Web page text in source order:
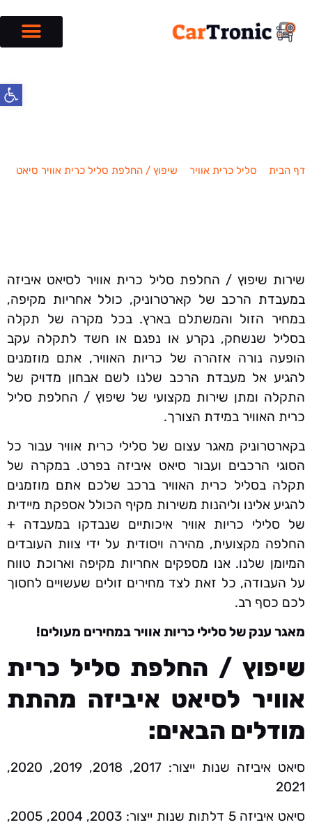
פתח
דף הבית סליל כרית אוויר שיפוץ / החלפת סליל כרית אוויר סיאט
שירות שיפוץ / החלפת סליל כרית אוויר לסיאט איביזה
במעבדת הרכב של קארטרוניק, כולל אחריות מקיפה,
במחיר הזול והמשתלם בארץ. בכל מקרה של תקלה
בסליל שנשחק, נקרע או נפגם או חשד לתקלה עקב
הופעה נורה אזהרה של כריות האוויר, אתם מוזמנים
להגיע אל מעבדת הרכב שלנו לשם אבחון מדויק של
התקלה ומתן שירות מקצועי של שיפוץ / החלפת סליל
כרית האוויר במידת הצורך.
בקארטרוניק מאגר עצום של סלילי כרית אוויר עבור כל
הסוגי הרכבים ועבור סיאט איביזה בפרט. במקרה של
תקלה בסליל כרית האוויר ברכב שלכם אתם מוזמנים
להגיע אלינו וליהנות משירות מקיף הכולל אספקת מיידית
של סלילי כריות אוויר איכותיים שנבדקו במעבדה +
החלפה מקצועית, מהירה ויסודית על ידי צוות העובדים
המיומן שלנו. אנו מספקים אחריות מקיפה וארוכת טווח
על העבודה, כל זאת לצד מחירים זולים שעשויים לחסוך
לכם כסף רב.
מאגר ענק של סלילי כריות אוויר במחירים מעולים!
שיפוץ / החלפת סליל כרית
אוויר לסיאט איביזה מהתת
מודלים הבאים:
סיאט איביזה שנות ייצור: 2017, 2018, 2019, 2020,
2021
סיאט איביזה 5 דלתות שנות ייצור: 2003, 2004, 2005,